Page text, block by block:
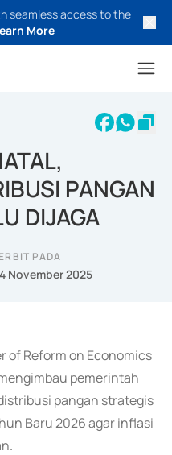
seamless access to the
More
PANGAN
DIJAGA
PADA
November 2025
of Reform on Economics
pemerintah
pangan strategis
Baru 2026 agar inflasi